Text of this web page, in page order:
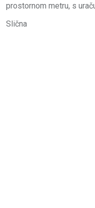
prostornom metru, s
Slična